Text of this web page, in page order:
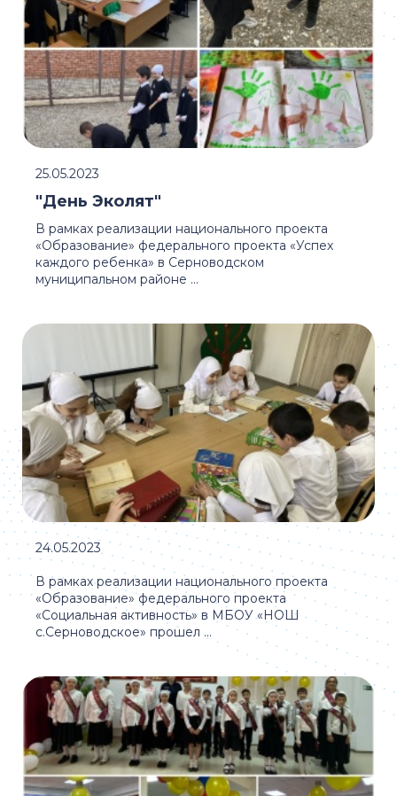
В рамках реализации национального проекта
«Образование» федерального проекта «Успех
каждого ребенка» в Серноводском
муниципальном районе ...
"День Эколят"
25.05.2023
В рамках реализации национального проекта
«Образование» федерального проекта
«Социальная активность» в МБОУ «НОШ
с.Серноводское» прошел ...
24.05.2023